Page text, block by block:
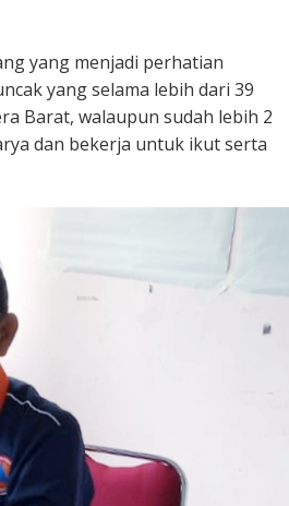
yang menjadi perhatian
yang selama lebih dari 39
Barat, walaupun sudah lebih 2
dan bekerja untuk ikut serta